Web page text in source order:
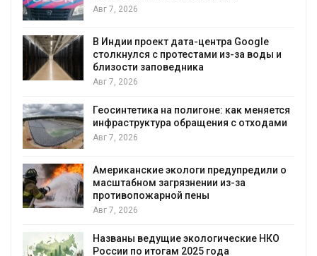
Авг 7, 2026
В Индии проект дата-центра Google
столкнулся с протестами из-за воды и
близости заповедника
Авг 7, 2026
Геосинтетика на полигоне: как меняется
инфраструктура обращения с отходами
Авг 7, 2026
Американские экологи предупредили о
масштабном загрязнении из-за
противопожарной пены
Авг 7, 2026
Названы ведущие экологические НКО
России по итогам 2025 года